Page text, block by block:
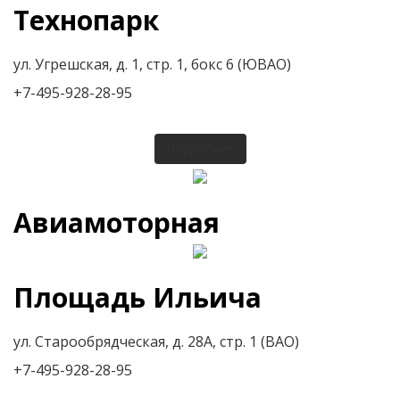
Технопарк
ул. Угрешская, д. 1, стр. 1, бокс 6 (ЮВАО)
+7-495-928-28-95
Авиамоторная
Площадь Ильича
ул. Старообрядческая, д. 28А, стр. 1 (ВАО)
+7-495-928-28-95